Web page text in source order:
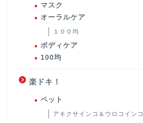
マスク
オーラルケア
１００均
ボディケア
100均
楽ドキ！
ペット
アキクサインコ＆ウロコインコ